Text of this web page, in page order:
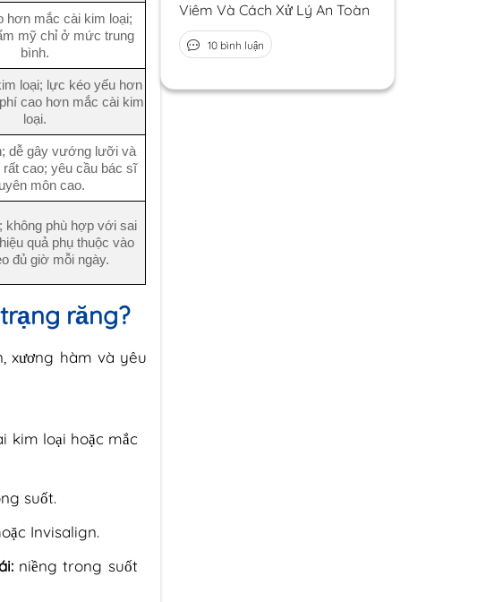
hơn mắc cài kim loại;
mỹ chỉ ở mức trung
bình.
loại; lực kéo yếu hơn
cao hơn mắc cài kim
loại.
dễ gây vướng lưỡi và
rất cao; yêu cầu bác sĩ
môn cao.
không phù hợp với sai
quả phụ thuộc vào
đủ giờ mỗi ngày.
răng?
xương hàm và yêu
kim loại hoặc mắc
suốt.
Invisalign.
niềng trong suốt
Viêm Và Cách Xử Lý An Toàn
10 bình luận